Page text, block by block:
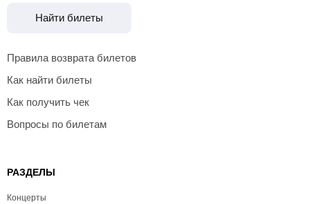
Найти билеты
Правила возврата билетов
Как найти билеты
Как получить чек
Вопросы по билетам
РАЗДЕЛЫ
Концерты